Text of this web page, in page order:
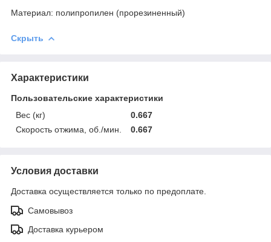
Материал: полипропилен (прорезиненный)
Скрыть
Характеристики
Пользовательские характеристики
Вес (кг)
0.667
Скорость отжима, об./мин.
0.667
Условия доставки
Доставка осуществляется только по предоплате.
Самовывоз
Доставка курьером